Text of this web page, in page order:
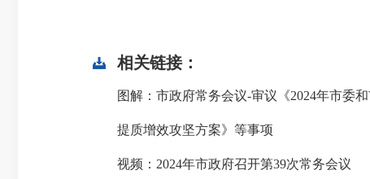
相关链接：
图解：市政府常务会议-审议《2024年市委
提质增效攻坚方案》等事项
视频：2024年市政府召开第39次常务会议